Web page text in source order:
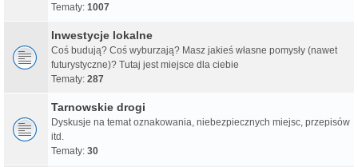
Tematy: 1007
Inwestycje lokalne
Coś budują? Coś wyburzają? Masz jakieś własne pomysły (nawet
futurystyczne)? Tutaj jest miejsce dla ciebie
Tematy: 287
Tarnowskie drogi
Dyskusje na temat oznakowania, niebezpiecznych miejsc, przepisów
itd.
Tematy: 30